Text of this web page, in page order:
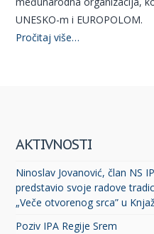
UNESKO-m i EUROPOLOM.
Pročitaj više…
AKTIVNOSTI
Ninoslav Jovanović, član NS
predstavio svoje radove
„Veče otvorenog srca” u
Poziv IPA Regije Srem